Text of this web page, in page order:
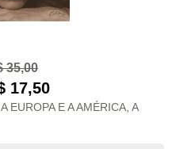
35,00
17,50
EUROPA E A AMÉRICA, A